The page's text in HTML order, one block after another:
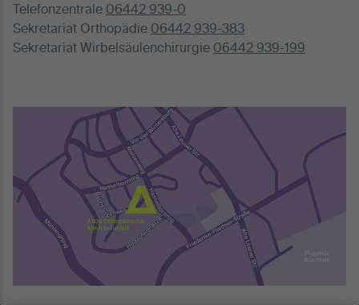
Telefonzentrale 06442 939-0
Sekretariat Orthopädie 06442 939-383
Sekretariat Wirbelsäulenchirurgie 06442 939-199